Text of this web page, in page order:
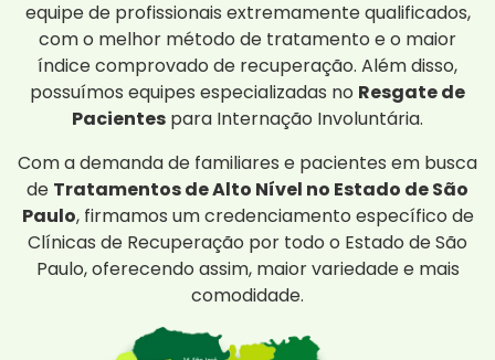
equipe de profissionais extremamente qualificados,
com o melhor método de tratamento e o maior
índice comprovado de recuperação. Além disso,
possuímos equipes especializadas no Resgate de
Pacientes para Internação Involuntária.
Com a demanda de familiares e pacientes em busca
de Tratamentos de Alto Nível no Estado de São
Paulo, firmamos um credenciamento específico de
Clínicas de Recuperação por todo o Estado de São
Paulo, oferecendo assim, maior variedade e mais
comodidade.